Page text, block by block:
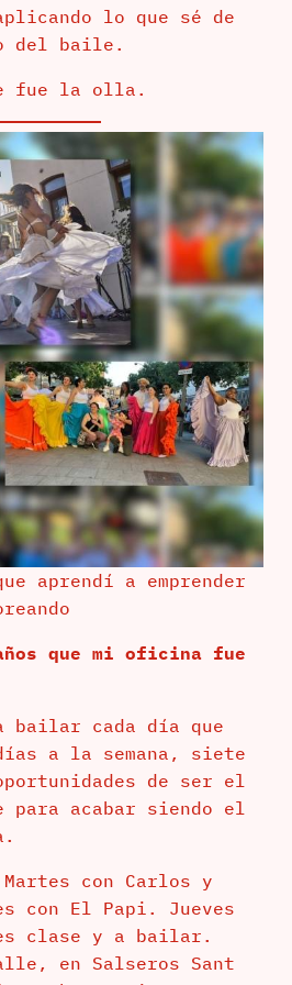
lo que sé de
del baile.
fue la olla.
aprendí a emprender
que mi oficina fue
bailar cada día que
a la semana, siete
de ser el
para acabar siendo el
con Carlos y
con El Papi. Jueves
clase y a bailar.
en Salseros Sant